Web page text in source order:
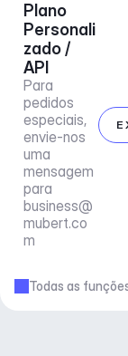
Plano
Personali
zado /
API
Para
pedidos
especiais,
envie-nos
uma
mensagem
business@
mubert.co
m
Todas as